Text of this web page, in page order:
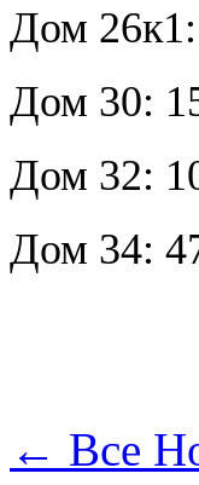
Дом
Дом 30:
Дом 32:
Дом 34:
← Все